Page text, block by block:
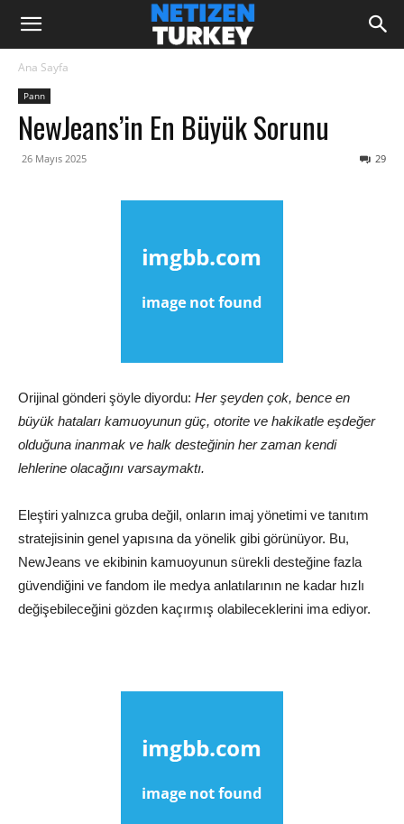
Ana Sayfa
Pann
NewJeans’in En Büyük Sorunu
26 Mayıs 2025 29
Orijinal gönderi şöyle diyordu: Her şeyden çok, bence en
büyük hataları kamuoyunun güç, otorite ve hakikatle eşdeğer
olduğuna inanmak ve halk desteğinin her zaman kendi
lehlerine olacağını varsaymaktı.
Eleştiri yalnızca gruba değil, onların imaj yönetimi ve tanıtım
stratejisinin genel yapısına da yönelik gibi görünüyor. Bu,
NewJeans ve ekibinin kamuoyunun sürekli desteğine fazla
güvendiğini ve fandom ile medya anlatılarının ne kadar hızlı
değişebileceğini gözden kaçırmış olabileceklerini ima ediyor.